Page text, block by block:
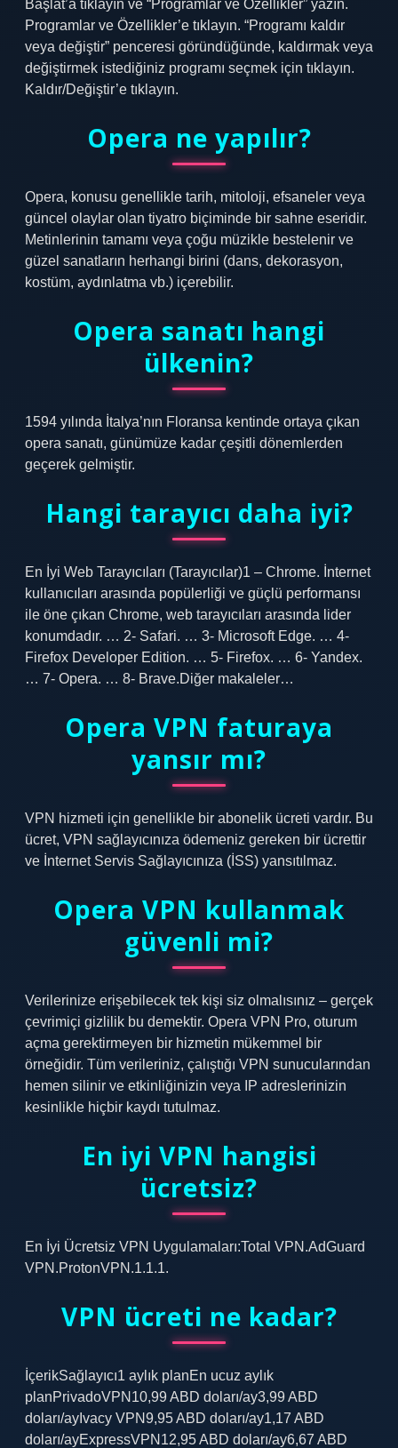
Başlat’a tıklayın ve “Programlar ve Özellikler” yazın.
Programlar ve Özellikler’e tıklayın. “Programı kaldır
veya değiştir” penceresi göründüğünde, kaldırmak veya
değiştirmek istediğiniz programı seçmek için tıklayın.
Kaldır/Değiştir’e tıklayın.
Opera ne yapılır?
Opera, konusu genellikle tarih, mitoloji, efsaneler veya
güncel olaylar olan tiyatro biçiminde bir sahne eseridir.
Metinlerinin tamamı veya çoğu müzikle bestelenir ve
güzel sanatların herhangi birini (dans, dekorasyon,
kostüm, aydınlatma vb.) içerebilir.
Opera sanatı hangi
ülkenin?
1594 yılında İtalya’nın Floransa kentinde ortaya çıkan
opera sanatı, günümüze kadar çeşitli dönemlerden
geçerek gelmiştir.
Hangi tarayıcı daha iyi?
En İyi Web Tarayıcıları (Tarayıcılar)1 – Chrome. İnternet
kullanıcıları arasında popülerliği ve güçlü performansı
ile öne çıkan Chrome, web tarayıcıları arasında lider
konumdadır. … 2- Safari. … 3- Microsoft Edge. … 4-
Firefox Developer Edition. … 5- Firefox. … 6- Yandex.
… 7- Opera. … 8- Brave.Diğer makaleler…
Opera VPN faturaya
yansır mı?
VPN hizmeti için genellikle bir abonelik ücreti vardır. Bu
ücret, VPN sağlayıcınıza ödemeniz gereken bir ücrettir
ve İnternet Servis Sağlayıcınıza (İSS) yansıtılmaz.
Opera VPN kullanmak
güvenli mi?
Verilerinize erişebilecek tek kişi siz olmalısınız – gerçek
çevrimiçi gizlilik bu demektir. Opera VPN Pro, oturum
açma gerektirmeyen bir hizmetin mükemmel bir
örneğidir. Tüm verileriniz, çalıştığı VPN sunucularından
hemen silinir ve etkinliğinizin veya IP adreslerinizin
kesinlikle hiçbir kaydı tutulmaz.
En iyi VPN hangisi
ücretsiz?
En İyi Ücretsiz VPN Uygulamaları:Total VPN.AdGuard
VPN.ProtonVPN.1.1.1.
VPN ücreti ne kadar?
İçerikSağlayıcı1 aylık planEn ucuz aylık
planPrivadoVPN10,99 ABD doları/ay3,99 ABD
doları/ayIvacy VPN9,95 ABD doları/ay1,17 ABD
doları/ayExpressVPN12,95 ABD doları/ay6,67 ABD